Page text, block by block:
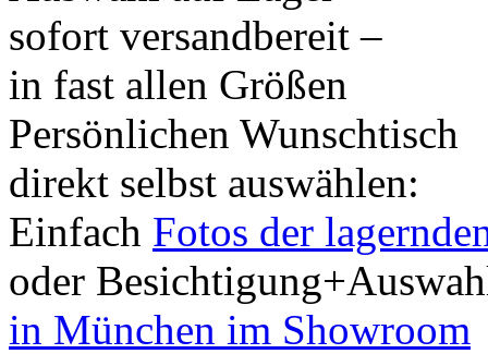
sofort versandbereit –
in fast allen Größen
Persönlichen Wunschtisch
direkt selbst auswählen:
Einfach Fotos der
oder
in München im Showroom